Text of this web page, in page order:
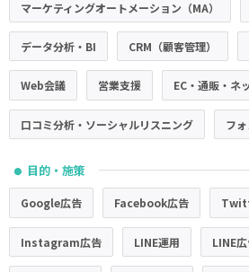
マーケティングオートメーション（MA）
データ分析・BI CRM（顧客管理）
Web会議 営業支援 EC・通販・ネ
口コミ分析・ソーシャルリスニング フ
● 目的・施策
Google広告 Facebook広告
Instagram広告 LINE運用 LINE